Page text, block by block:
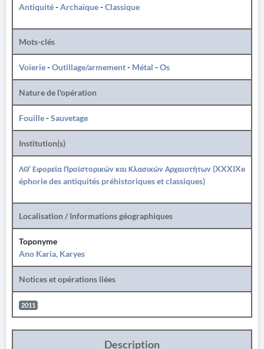
Antiquité-Archaïque-Classique
Mots-clés
Voierie-Outillage/armement- Métal -Os
Nature de l'opération
Fouille-Sauvetage
Institution(s)
ΛΘ' Εφορεία Προϊστορικών και Κλασικών Αρχαιοτήτων (XXXIXe
éphorie des antiquités préhistoriques et classiques)
Localisation / Informations géographiques
Toponyme
Ano Karia, Karyes
Notices et opérations liées
2011
Description